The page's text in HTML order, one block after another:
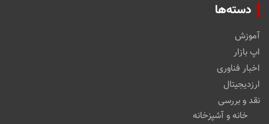
دسته‌ها
آموزش
اپ بازار
اخبار فناوری
ارزدیجیتال
نقد و بررسی
خانه و آشپزخانه